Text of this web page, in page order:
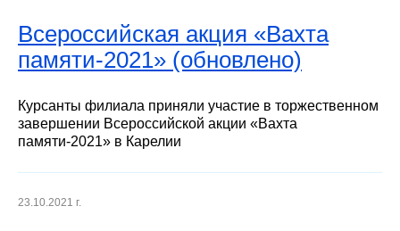
Всероссийская акция «Вахта
памяти-2021» (обновлено)
Курсанты филиала приняли участие в торжественном
завершении Всероссийской акции «Вахта
памяти-2021» в Карелии
23.10.2021 г.